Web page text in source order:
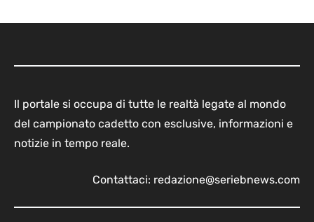
Il portale si occupa di tutte le realtà legate al mondo
del campionato cadetto con esclusive, informazioni e
notizie in tempo reale.
Contattaci: redazione@seriebnews.com